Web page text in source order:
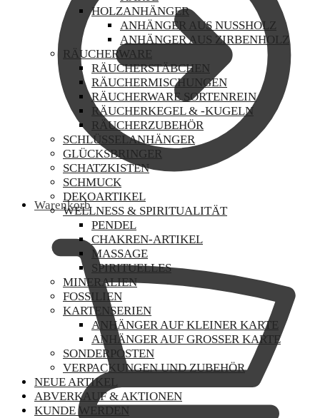
Warenkorb
HOLZANHÄNGER
ANHÄNGER AUS NUSSHOLZ
ANHÄNGER AUS ZIRBENHOLZ
RÄUCHERWARE
RÄUCHERSTÄBCHEN
RÄUCHERMISCHUNGEN
RÄUCHERWARE SORTENREIN
RÄUCHERKEGEL & -KUGELN
RÄUCHERZUBEHÖR
SCHLÜSSELANHÄNGER
GLÜCKSBRINGER
SCHATZKISTEN
SCHMUCK
DEKOARTIKEL
WELLNESS & SPIRITUALITÄT
PENDEL
CHAKREN-ARTIKEL
MASSAGE
SPIRITUELLES
MINERALIEN
FOSSILIEN
KARTENSERIEN
ANHÄNGER AUF KLEINER KARTE
ANHÄNGER AUF GROSSER KARTE
SONDERPOSTEN
VERPACKUNGEN UND ZUBEHÖR
NEUE ARTIKEL
ABVERKAUF & AKTIONEN
KUNDE WERDEN